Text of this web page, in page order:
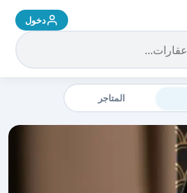
دخول
المتاجر